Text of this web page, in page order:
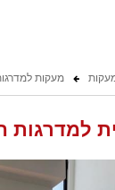
מעקות
למדרגות